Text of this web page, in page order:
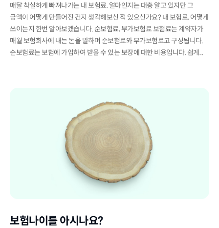
매달 착실하게 빠져나가는 내 보험료. 얼마인지는 대충 알고 있지만 그
금액이 어떻게 만들어진 건지 생각해보신 적 있으신가요? 내 보험료, 어떻게
쓰이는지 한번 알아보겠습니다. 순보험료, 부가보험료 보험료는 계약자가
매월 보험회사에 내는 돈을 말하며 순보험료와 부가보험료고 구성됩니다.
순보험료는 보험에 가입하여 받을 수 있는 보장에 대한 비용입니다. 쉽게...
보험나이를 아시나요?